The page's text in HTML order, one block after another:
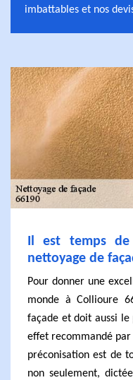
imbattables et nos
Il est temps de
nettoyage de
Pour donner une
monde à Collioure
façade et doit aussi le
effet recommandé par
préconisation est de
non seulement,